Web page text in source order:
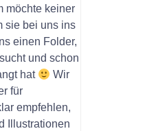
möchte keiner
sie bei uns ins
einen Folder,
und schon
hat
Wir
für
empfehlen,
Illustrationen